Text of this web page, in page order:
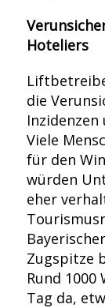
Hoteliers
die
Inzidenzen
Viele
für den
würden
eher
Zugspitze
Rund
Tag da,